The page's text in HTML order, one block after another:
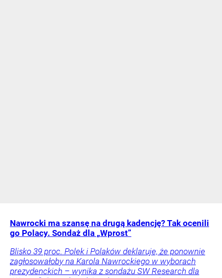
Nawrocki ma szansę na drugą kadencję? Tak ocenili
go Polacy. Sondaż dla „Wprost”
Blisko 39 proc. Polek i Polaków deklaruje, że ponownie
zagłosowałoby na Karola Nawrockiego w wyborach
prezydenckich – wynika z sondażu SW Research dla